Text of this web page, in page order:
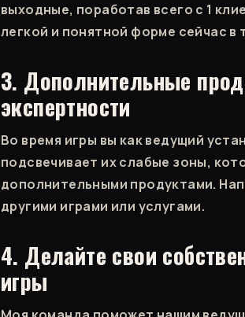
выходные, поработав всего с 1
легкой и понятной форме сейчас в
3. Дополнительные
экспертности
Во время игры вы как ведущий
подсвечивает их слабые зоны,
дополнительными продуктами.
другими играми или услугами.
4. Делайте свои
игры